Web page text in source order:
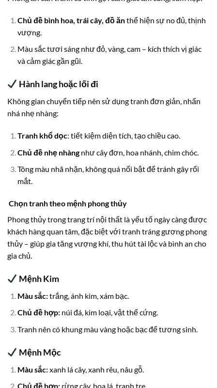
Chủ đề bình hoa, trái cây, đồ ănthể hiện sự no đủ, thịnh
vượng.
Màu sắc tươi sáng như đỏ, vàng, cam – kích thích vị giác
và cảm giác gần gũi.
Hành lang hoặc lối đi
Không gian chuyển tiếp nên sử dụng tranh đơn giản, nhấn
nhá nhẹ nhàng:
Tranh khổ dọc: tiết kiệm diện tích, tạo chiều cao.
Chủ đề nhẹ nhàngnhư cây đơn, hoa nhánh, chim chóc.
Tông màu nhã nhặn, không quá nổi bật để tránh gây rối
mắt.
Chọn tranh theo mệnh phong thủy
Phong thủy trong trang trí nội thất là yếu tố ngày càng được
khách hàng quan tâm, đặc biệt với tranh tráng gương phong
thủy – giúp gia tăng vượng khí, thu hút tài lộc và bình an cho
gia chủ.
Mệnh Kim
Màu sắc:trắng, ánh kim, xám bạc.
Chủ đề hợp:núi đá, kim loại, vật thể cứng.
Tranh nên có khung màu vàng hoặc bạc để tương sinh.
Mệnh Mộc
Màu sắc:xanh lá cây, xanh rêu, nâu gỗ.
Chủ đề hợp:rừng cây, hoa lá, tranh tre.